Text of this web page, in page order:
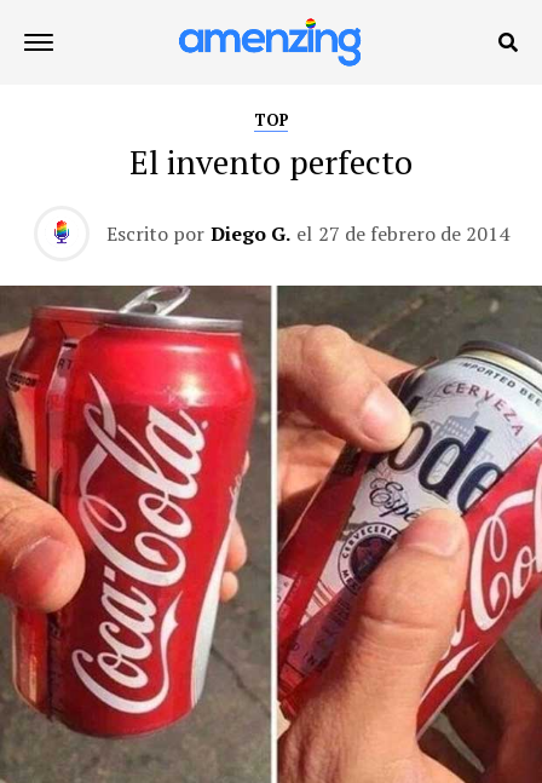
TOP
El invento perfecto
Escrito por Diego G. el 27 de febrero de 2014